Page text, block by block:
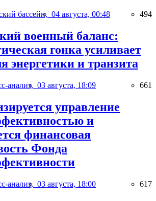
бассейн, 04 августа, 00:48 494
военный баланс:
гонка усиливает
энергетики и транзита
анализ, 03 августа, 18:09 661
управление
и
финансовая
Фонда
анализ, 03 августа, 18:00 617